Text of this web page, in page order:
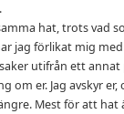
hat, trots vad
jag förlikat mig
utifrån ett
om er. Jag avskyr er,
Mest för att hat